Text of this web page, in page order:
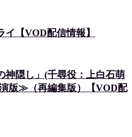
【VOD配信情報】
神隠し」(千尋役：上白石萌
版≫（再編集版）【VOD配